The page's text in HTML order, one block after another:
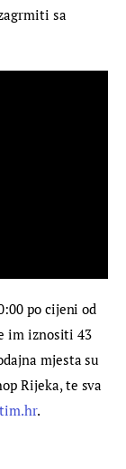
sa
po cijeni od
im iznositi 43
mjesta su
Rijeka, te sva
.